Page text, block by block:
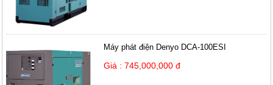
Máy phát điện Denyo DCA-100ESI
Giá : 745,000,000 đ